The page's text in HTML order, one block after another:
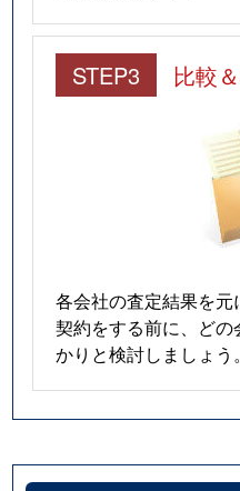
STEP3 比較
各会社の査定結果を元
契約をする前に、ど
かりと検討しましょう。